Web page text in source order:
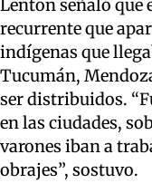
Lenton señaló que
recurrente que
indígenas que
Tucumán,
ser distribuidos.
en las ciudades,
varones iban a
obrajes”, sostuvo.